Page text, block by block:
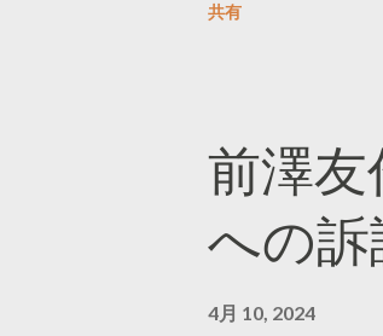
https://
共有
前澤友
への
4月 10, 2024